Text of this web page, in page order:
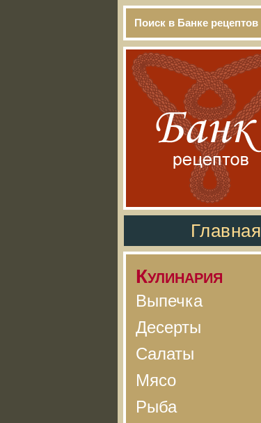
Поиск в Банке рецептов
Главная
Кулинария
Выпечка
Десерты
Салаты
Мясо
Рыба